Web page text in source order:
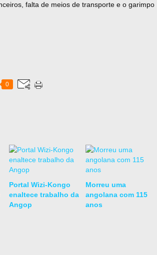
falta de meios de transporte e o garimpo
0
Portal Wizi-Kongo
enaltece trabalho da
Angop
Morreu uma
angolana com 115
anos